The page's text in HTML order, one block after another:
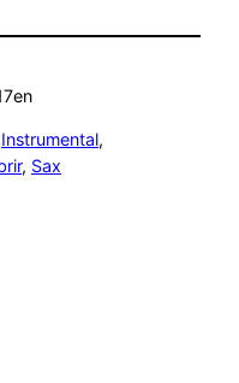
en
Instrumental
, Sax